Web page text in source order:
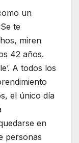
un
te
miren
42 años.
A todos los
el único día
en
personas